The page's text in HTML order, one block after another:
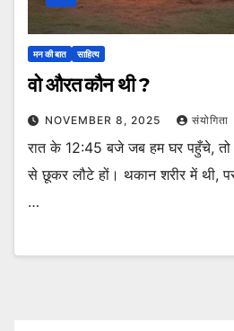
मन की बात साहित्य
वो औरत कौन थी ?
NOVEMBER 8, 2025 संयोगिता
रात के 12:45 बजे जब हम घर पहुँचे,
से छूकर लौटे हों। थकान शरीर में थी,
…